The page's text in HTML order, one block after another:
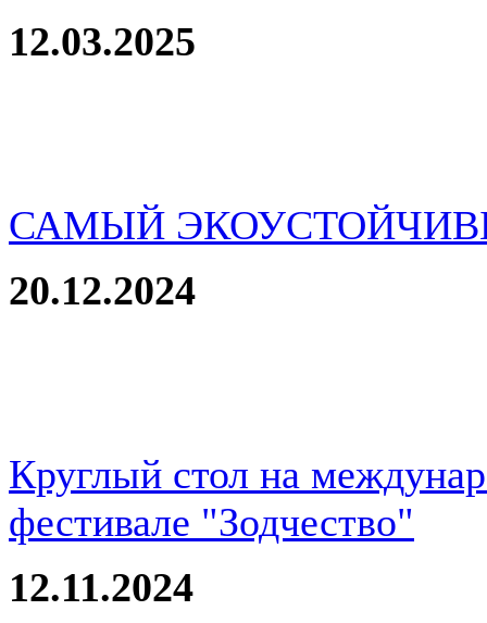
12.03.2025
САМЫЙ
20.12.2024
Круглый стол на
фестивале "Зодчество"
12.11.2024